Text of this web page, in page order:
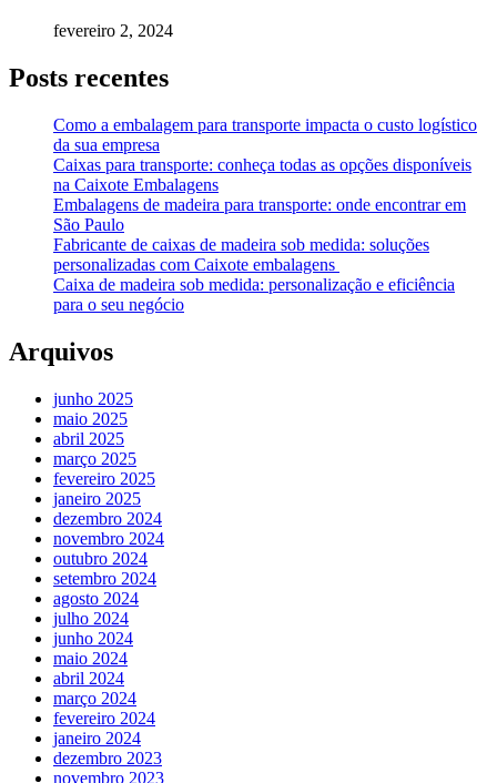
fevereiro 2, 2024
Posts recentes
Como a embalagem para transporte impacta o custo logístico
da sua empresa
Caixas para transporte: conheça todas as opções disponíveis
na Caixote Embalagens
Embalagens de madeira para transporte: onde encontrar em
São Paulo
Fabricante de caixas de madeira sob medida: soluções
personalizadas com Caixote embalagens
Caixa de madeira sob medida: personalização e eficiência
para o seu negócio
Arquivos
junho 2025
maio 2025
abril 2025
março 2025
fevereiro 2025
janeiro 2025
dezembro 2024
novembro 2024
outubro 2024
setembro 2024
agosto 2024
julho 2024
junho 2024
maio 2024
abril 2024
março 2024
fevereiro 2024
janeiro 2024
dezembro 2023
novembro 2023